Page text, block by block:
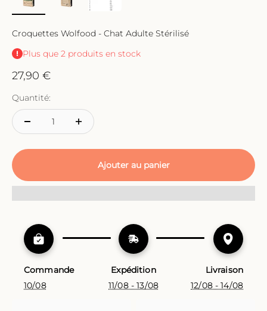
Croquettes Wolfood - Chat Adulte Stérilisé
Plus que 2 produits en stock
Prix de vente
27,90 €
Quantité:
Ajouter au panier
Commande
10/08
Expédition
11/08 - 13/08
Livraison
12/08 - 14/08